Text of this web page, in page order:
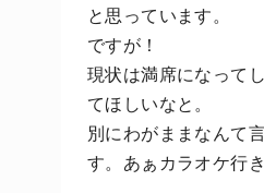
と思っています。
ですが！
現状は満席になって
てほしいなと。
別にわがままなんて
す。あぁカラオケ行き